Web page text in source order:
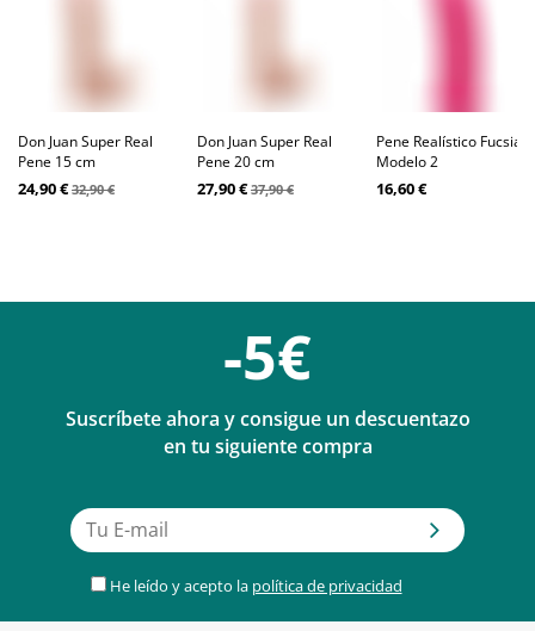
Don Juan Super Real
Pene 15 cm
24,90 €32,90 €
Don Juan Super Real
Pene 20 cm
27,90 €37,90 €
Pene Realístico Fucsia
Modelo 2
16,60 €
-5€
Suscríbete ahora y consigue un descuentazo
en tu siguiente compra
He leído y acepto la política de privacidad